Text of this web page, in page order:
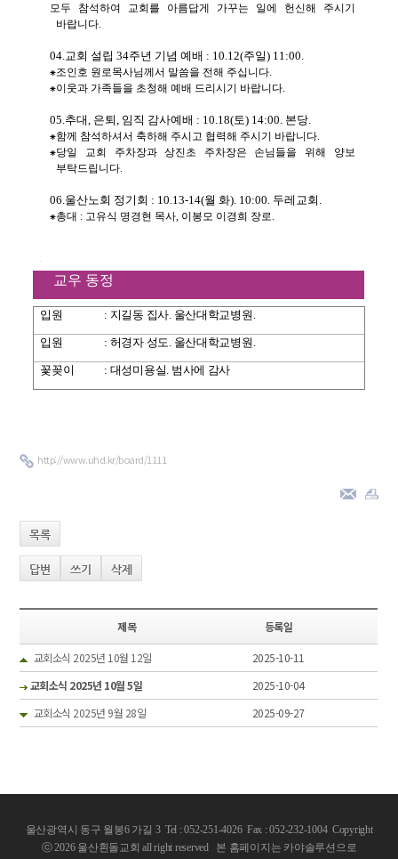
모두 참석하여 교회를 아름답게 가꾸는 일에 헌신해 주시기
바랍니다.
04.교회 설립34주년 기념 예배 : 10.12(주일) 11:00.
⁕조인호 원로목사님께서 말씀을 전해 주십니다.
⁕이웃과 가족들을 초청해 예배 드리시기 바랍니다.
05.추대, 은퇴, 임직 감사예배 : 10.18(토) 14:00. 본당.
⁕함께 참석하셔서 축하해 주시고 협력해 주시기 바랍니다.
⁕당일 교회 주차장과 상진초 주차장은 손님들을 위해 양보
부탁드립니다.
06.울산노회 정기회 : 10.13-14(월 화). 10:00. 두레교회 .
⁕총대 : 고유식 명경현 목사, 이봉모 이경희 장로.
교우 동정
입원 : 지길동 집사. 울산대학교병원 .
입원 : 허경자 성도. 울산대학교병원 .
꽃꽂이 : 대성미용실. 범사에 감사
http://www.uhd.kr/board/1111
목록
답변 쓰기 삭제
제목 등록일
교회소식 2025년 10월 12일
2025-10-11
교회소식 2025년 10월 5일
2025-10-04
교회소식 2025년 9월 28일
2025-09-27
울산광역시 동구 월봉6 가길 3 Tel : 052-251-4026 Fax : 052-232-1004 Copyright
ⓒ 2026 울산흰돌교회 all right reserved 본 홈페이지는 카야솔루션으로